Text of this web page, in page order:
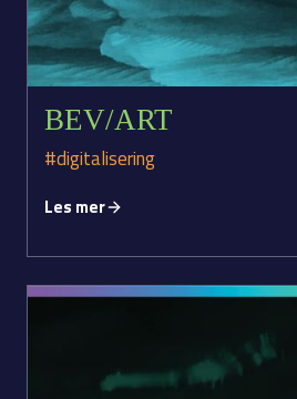
BEV/ART
#digitalisering
Les mer